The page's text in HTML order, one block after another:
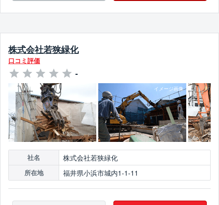
株式会社若狭緑化
口コミ評価
-
社名 株式会社若狭緑化
所在地 福井県小浜市城内1-1-11